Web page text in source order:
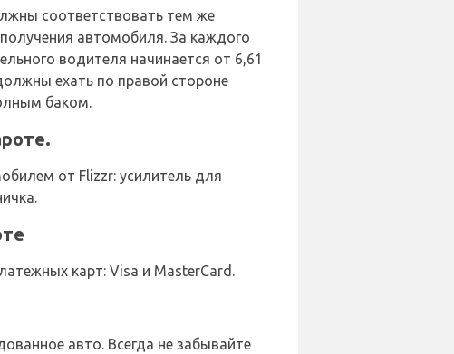
соответствовать тем же
автомобиля. За каждого
водителя начинается от 6,61
ехать по правой стороне
баком.
от Flizzr: усилитель для
карт: Visa и MasterCard.
авто. Всегда не забывайте